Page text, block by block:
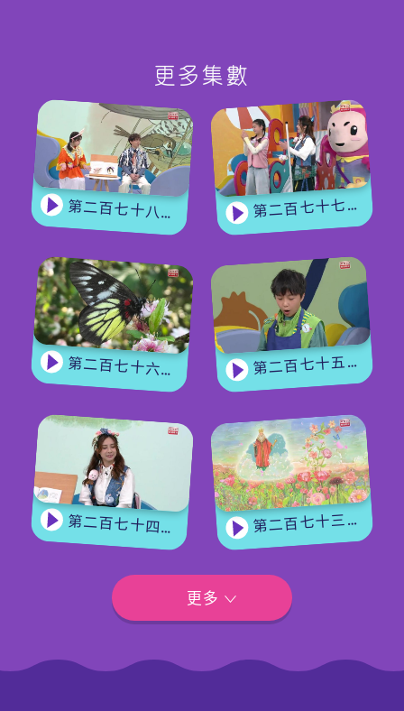
【冷知識】一閃一閃小星星
經常聽到「一閃一閃小星星」，但原來星星是不會閃
的。那為甚麼我們看向天上的星星時，會覺得星星在閃
呢？
編導：余穎思
更多集數
第二百七十八集 - 《鳥兒築巢》 第二百七十七集 - 【玩轉星期五】 蝴蝶變變變
第二百七十六集 - 【嘉賓來了】 蝴蝶專家 第二百七十五集 - 【手作Easy Job】 盆栽磨菇 【Yummy Time】仲夏蝴蝶粉
第二百七十四集 - 《花神的獎勵》下集 第二百七十三集 - 《花神的獎勵》上集
更多